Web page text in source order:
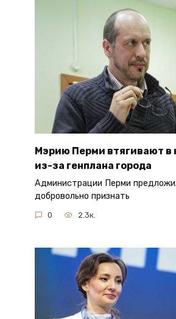
Мэрию Перми втягивают в
из-за генплана города
Администрации Перми
добровольно признать
0 2.3к.